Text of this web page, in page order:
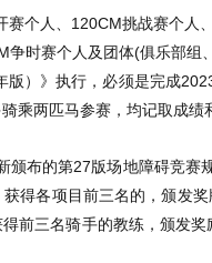
赛个人、120CM挑战赛个
争时赛个人及团体(俱乐部
）》执行，必须是完成
乘两匹马参赛，均记取成绩
颁布的第27版场地障碍竞
得各项目前三名的，颁发
前三名骑手的教练，颁发